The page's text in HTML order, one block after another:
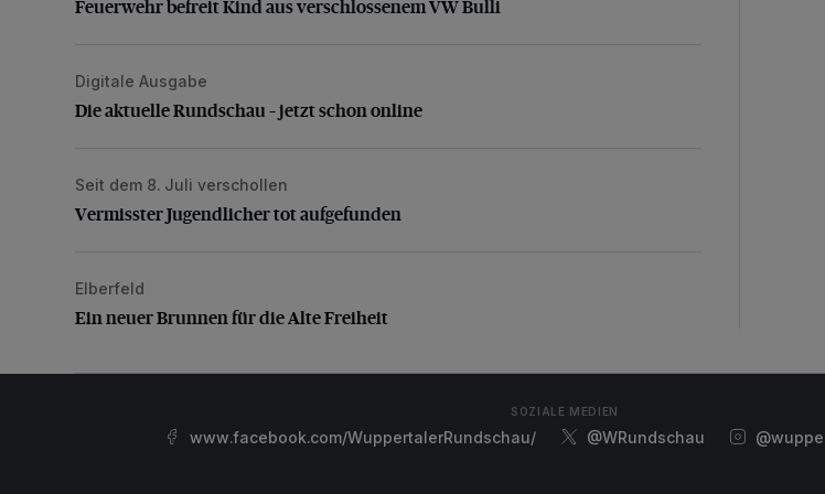
Feuerwehr befreit Kind aus verschlossenem VW Bulli
Die aktuelle Rundschau – jetzt schon online
Digitale Ausgabe
Die aktuelle Rundschau – jetzt schon online
Vermisster Jugendlicher tot aufgefunden
Seit dem 8. Juli verschollen
Vermisster Jugendlicher tot aufgefunden
Ein neuer Brunnen für die Alte Freiheit
Elberfeld
Ein neuer Brunnen für die Alte Freiheit
SOZIALE MEDIEN
www.facebook.com/WuppertalerRundschau/ @WRundschau